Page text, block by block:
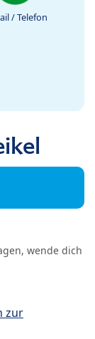
/ Telefon
wende dich
zur